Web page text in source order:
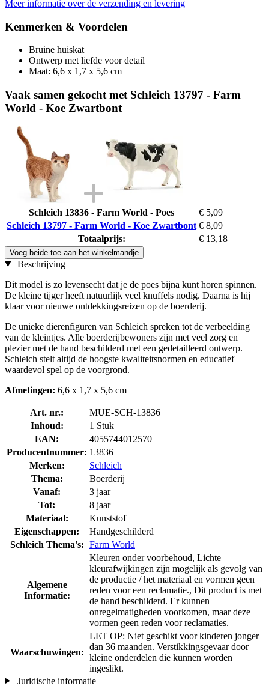
Meer informatie over de verzending en levering
Kenmerken & Voordelen
Bruine huiskat
Ontwerp met liefde voor detail
Maat: 6,6 x 1,7 x 5,6 cm
Vaak samen gekocht met Schleich 13797 - Farm
World - Koe Zwartbont
Schleich 13836 - Farm World - Poes
€ 5,09
Schleich 13797 - Farm World - Koe Zwartbont € 8,09
Totaalprijs:
€ 13,18
Voeg beide toe aan het winkelmandje
Beschrijving
Dit model is zo levensecht dat je de poes bijna kunt horen spinnen.
De kleine tijger heeft natuurlijk veel knuffels nodig. Daarna is hij
klaar voor nieuwe ontdekkingsreizen op de boerderij.
De unieke dierenfiguren van Schleich spreken tot de verbeelding
van de kleintjes. Alle boerderijbewoners zijn met veel zorg en
plezier met de hand beschilderd met een gedetailleerd ontwerp.
Schleich stelt altijd de hoogste kwaliteitsnormen en educatief
waardevol spel op de voorgrond.
Afmetingen: 6,6 x 1,7 x 5,6 cm
Art. nr.:
MUE-SCH-13836
Inhoud:
1 Stuk
EAN:
4055744012570
Producentnummer: 13836
Merken:
Schleich
Thema:
Boerderij
Vanaf:
3 jaar
Tot:
8 jaar
Materiaal:
Kunststof
Eigenschappen:
Handgeschilderd
Schleich Thema's: Farm World
Algemene
Informatie:
Kleuren onder voorbehoud, Lichte
kleurafwijkingen zijn mogelijk als gevolg van
de productie / het materiaal en vormen geen
reden voor een reclamatie., Dit product is met
de hand beschilderd. Er kunnen
onregelmatigheden voorkomen, maar deze
vormen geen reden voor reclamaties.
Waarschuwingen:
LET OP: Niet geschikt voor kinderen jonger
dan 36 maanden. Verstikkingsgevaar door
kleine onderdelen die kunnen worden
ingeslikt.
Juridische informatie